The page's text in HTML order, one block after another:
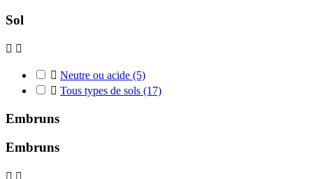
Sol
 
 Neutre ou acide (5)
 Tous types de sols (17)
Embruns
Embruns
 